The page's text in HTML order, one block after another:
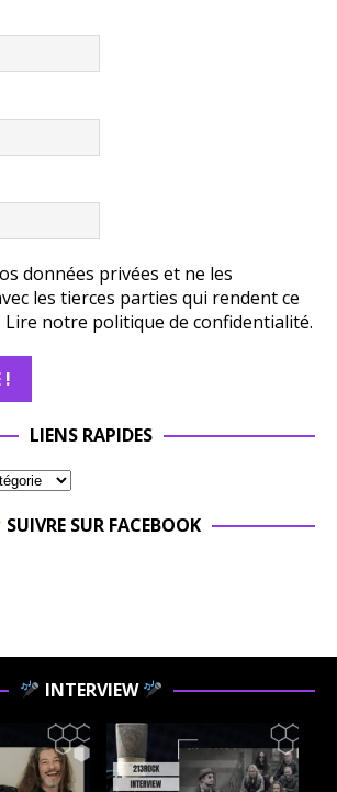
données privées et ne les
les tierces parties qui rendent ce
Lire notre politique de confidentialité.
LIENS RAPIDES
SUIVRE SUR FACEBOOK
INTERVIEW